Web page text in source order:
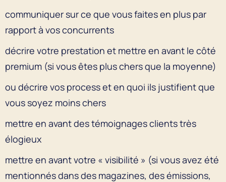
communiquer sur ce que vous faites en plus par
rapport à vos concurrents
décrire votre prestation et mettre en avant le côté
premium (si vous êtes plus chers que la moyenne)
ou décrire vos process et en quoi ils justifient que
vous soyez moins chers
mettre en avant des témoignages clients très
élogieux
mettre en avant votre « visibilité » (si vous avez été
mentionnés dans des magazines, des émissions,